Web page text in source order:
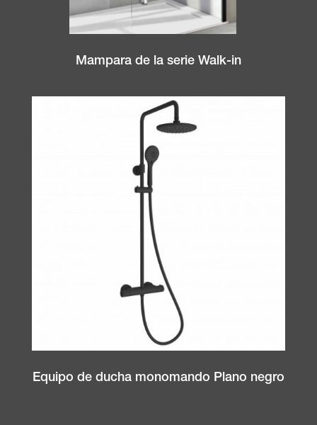
Mampara de la serie Walk-in
Equipo de ducha monomando Plano negro